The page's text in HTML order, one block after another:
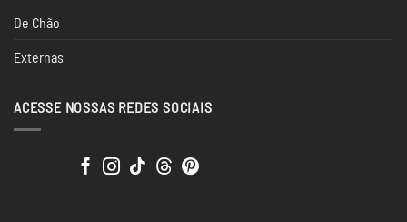
De Chão
Externas
ACESSE NOSSAS REDES SOCIAIS